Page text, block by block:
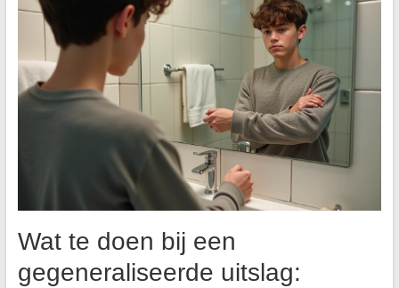
Wat te doen bij een
gegeneraliseerde uitslag: